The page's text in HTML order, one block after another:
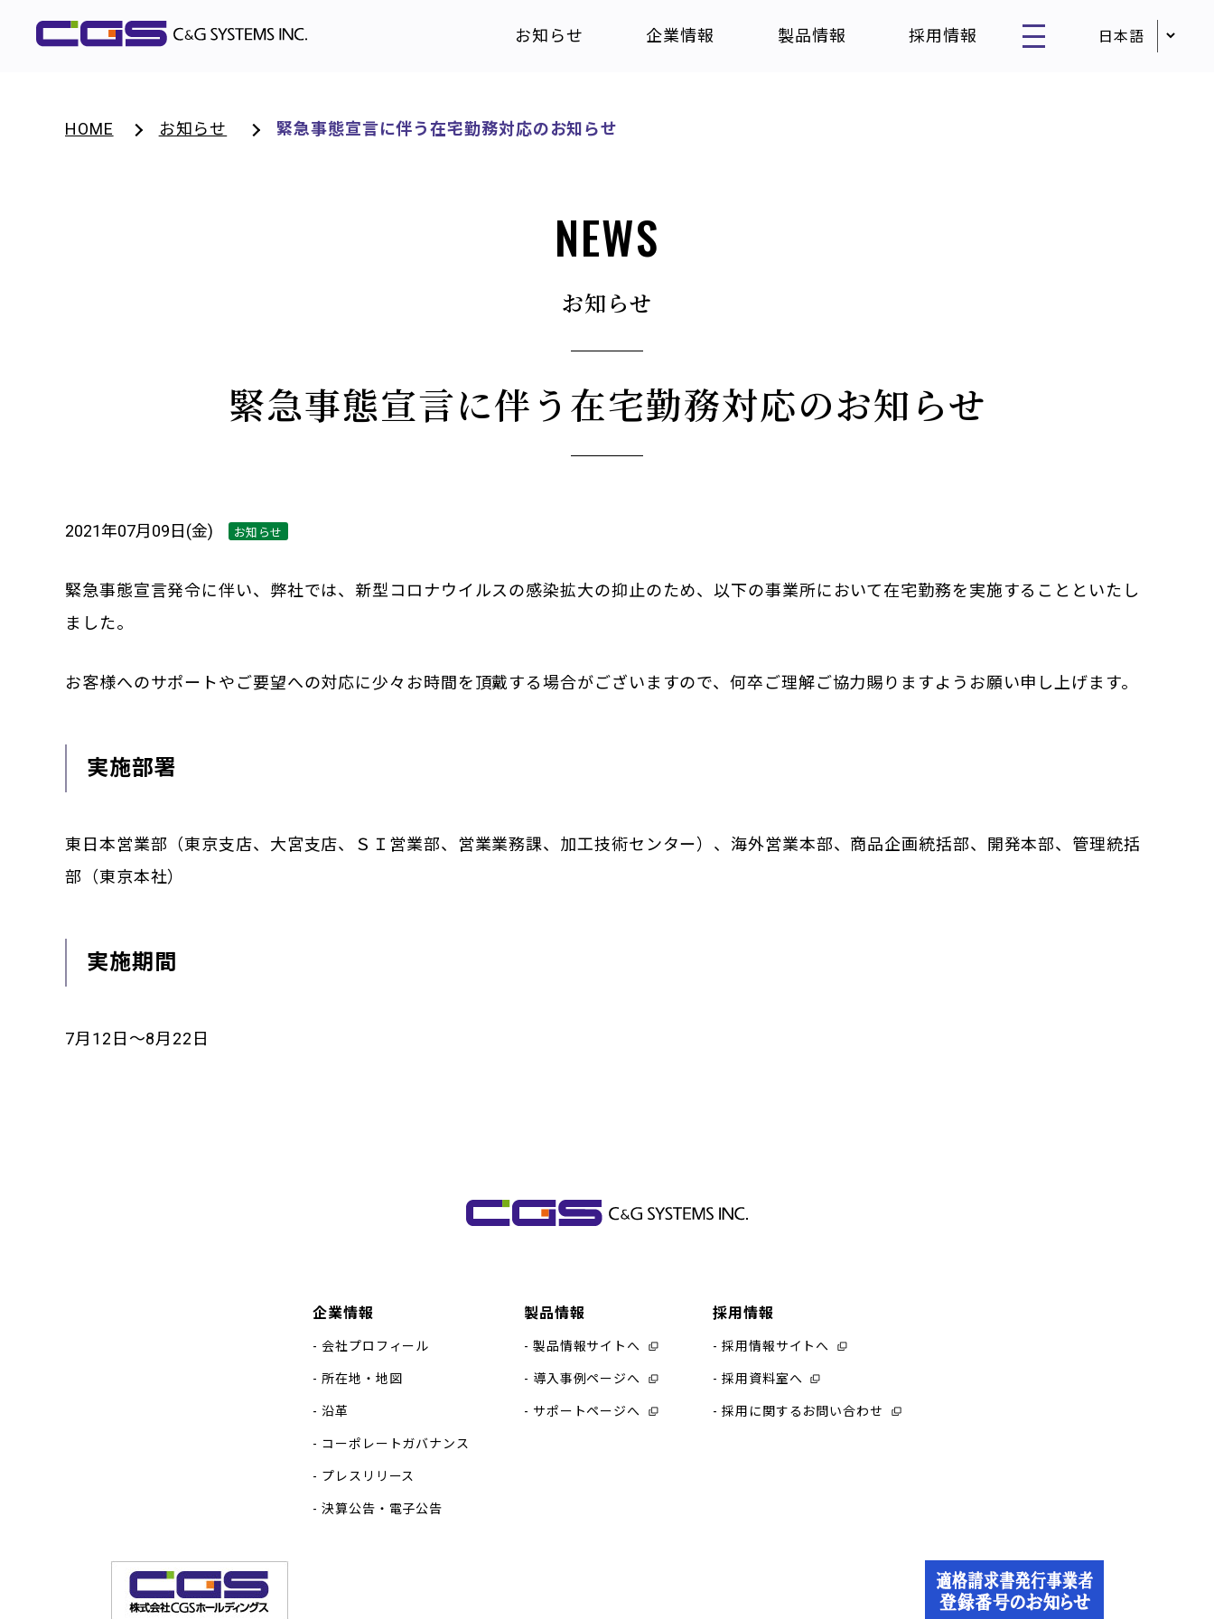
お知らせ 企業情報 製品情報 採用情報
HOME お知らせ 緊急事態宣言に伴う在宅勤務対応のお知らせ
NEWS
お知らせ
緊急事態宣言に伴う在宅勤務対応のお知らせ
2021年07月09日(金) お知らせ
緊急事態宣言発令に伴い、弊社では、新型コロナウイルスの感染拡大の抑止のため、以下の事業所において在宅勤務を実施することといたし
ました。
お客様へのサポートやご要望への対応に少々お時間を頂戴する場合がございますので、何卒ご理解ご協力賜りますようお願い申し上げます。
実施部署
東日本営業部（東京支店、大宮支店、ＳＩ営業部、営業業務課、加工技術センター）、海外営業本部、商品企画統括部、開発本部、管理統括
部（東京本社）
実施期間
7月12日～8月22日
企業情報
会社プロフィール
所在地・地図
沿革
コーポレートガバナンス
プレスリリース
決算公告・電子公告
製品情報
製品情報サイトへ
導入事例ページへ
サポートページへ
採用情報
採用情報サイトへ
採用資料室へ
採用に関するお問い合わせ